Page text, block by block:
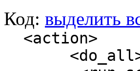
Код: выделить
<action>